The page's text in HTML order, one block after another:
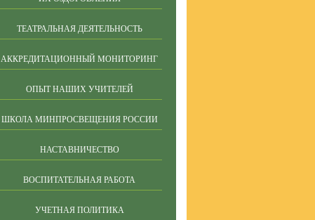
ТЕАТРАЛЬНАЯ ДЕЯТЕЛЬНОСТЬ
АККРЕДИТАЦИОННЫЙ МОНИТОРИНГ
ОПЫТ НАШИХ УЧИТЕЛЕЙ
ШКОЛА МИНПРОСВЕЩЕНИЯ РОССИИ
НАСТАВНИЧЕСТВО
ВОСПИТАТЕЛЬНАЯ РАБОТА
УЧЕТНАЯ ПОЛИТИКА